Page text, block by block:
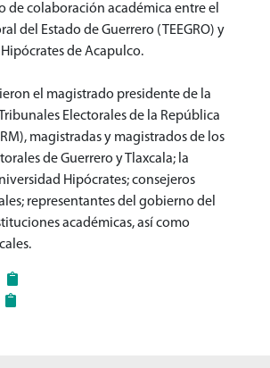
de colaboración académica entre el
del Estado de Guerrero (TEEGRO) y
de Acapulco.
el magistrado presidente de la
Electorales de la República
magistradas y magistrados de los
de Guerrero y Tlaxcala; la
Hipócrates; consejeros
representantes del gobierno del
académicas, así como